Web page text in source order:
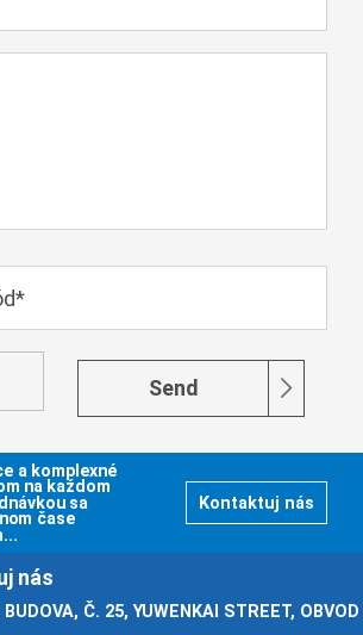
Send
a komplexné
na každom
sa
čase
Kontaktuj nás
nás
Č. 25, YUWENKAI STREET, OBVOD